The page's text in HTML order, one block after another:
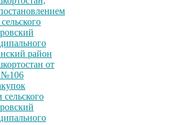
район
от
№106